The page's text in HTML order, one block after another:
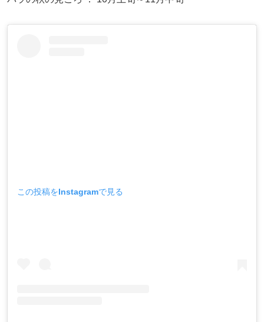
この投稿をInstagramで見る